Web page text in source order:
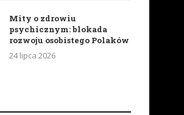
Mity o zdrowiu
psychicznym: blokada
rozwoju osobistego Polaków
24 lipca 2026